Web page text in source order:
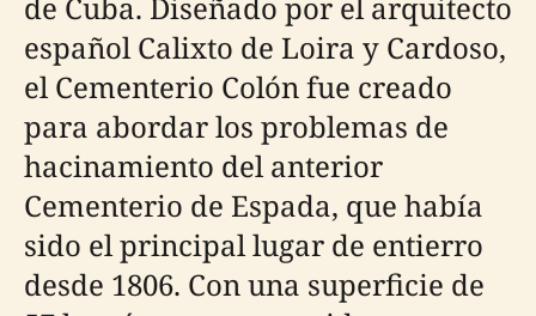
español Calixto de Loira y Cardoso,
el Cementerio Colón fue creado
para abordar los problemas de
hacinamiento del anterior
Cementerio de Espada, que había
sido el principal lugar de entierro
desde 1806. Con una superficie de